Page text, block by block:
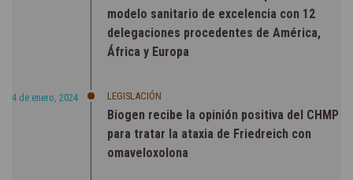
modelo sanitario de excelencia con 12
delegaciones procedentes de América,
África y Europa
4 de enero, 2024 LEGISLACIÓN
Biogen recibe la opinión positiva del CHMP
para tratar la ataxia de Friedreich con
omaveloxolona